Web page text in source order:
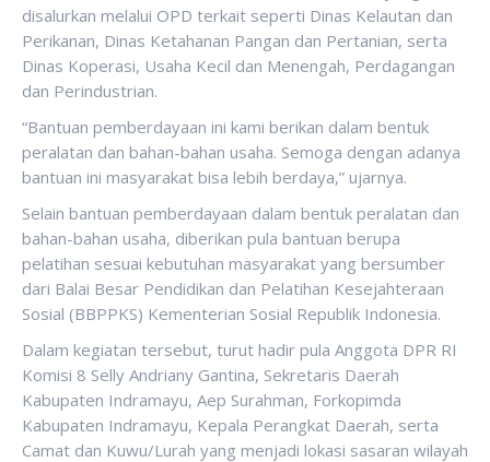
disalurkan melalui OPD terkait seperti Dinas Kelautan dan
Perikanan, Dinas Ketahanan Pangan dan Pertanian, serta
Dinas Koperasi, Usaha Kecil dan Menengah, Perdagangan
dan Perindustrian.
“Bantuan pemberdayaan ini kami berikan dalam bentuk
peralatan dan bahan-bahan usaha. Semoga dengan adanya
bantuan ini masyarakat bisa lebih berdaya,” ujarnya.
Selain bantuan pemberdayaan dalam bentuk peralatan dan
bahan-bahan usaha, diberikan pula bantuan berupa
pelatihan sesuai kebutuhan masyarakat yang bersumber
dari Balai Besar Pendidikan dan Pelatihan Kesejahteraan
Sosial (BBPPKS) Kementerian Sosial Republik Indonesia.
Dalam kegiatan tersebut, turut hadir pula Anggota DPR RI
Komisi 8 Selly Andriany Gantina, Sekretaris Daerah
Kabupaten Indramayu, Aep Surahman, Forkopimda
Kabupaten Indramayu, Kepala Perangkat Daerah, serta
Camat dan Kuwu/Lurah yang menjadi lokasi sasaran wilayah